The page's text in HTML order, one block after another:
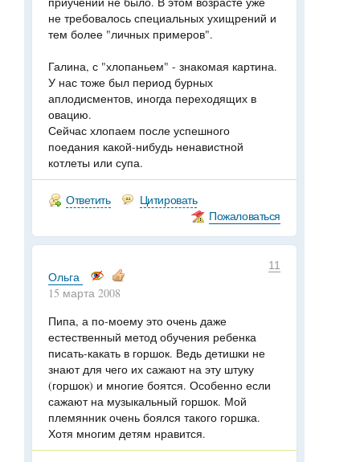
не требовалось специальных ухищрений и
тем более "личных примеров".
Галина, с "хлопаньем" - знакомая картина.
У нас тоже был период бурных
аплодисментов, иногда переходящих в
овацию.
Сейчас хлопаем после успешного
поедания какой-нибудь ненавистной
котлеты или супа.
Ответить
Цитировать
Пожаловаться
11
Ольга
15 марта 2008
Пипа, а по-моему это очень даже
естественный метод обучения ребенка
писать-какать в горшок. Ведь детишки не
знают для чего их сажают на эту штуку
(горшок) и многие боятся. Особенно если
сажают на музыкальный горшок. Мой
племянник очень боялся такого горшка.
Хотя многим детям нравится.